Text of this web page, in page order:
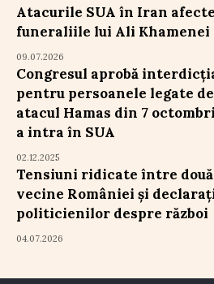
Atacurile SUA în Iran
funeraliile lui Ali Khamenei
09.07.2026
Congresul aprobă
pentru persoanele legate de
atacul Hamas din 7
a intra în SUA
02.12.2025
Tensiuni ridicate între
vecine României și
politicienilor despre război
04.07.2026